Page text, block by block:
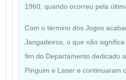
1960, quando ocorreu pela
Com o término dos Jogos
Jangadeiros, o que não
fim do Departamento dedicado
Pinguim e Laser e continuaram